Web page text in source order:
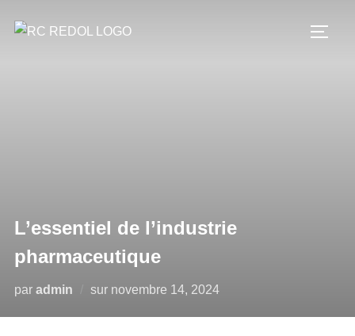
L’essentiel de l’industrie
pharmaceutique
par admin sur novembre 14, 2024